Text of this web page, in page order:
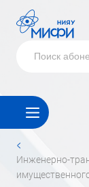
<
инженерно-транспортное управление департамента